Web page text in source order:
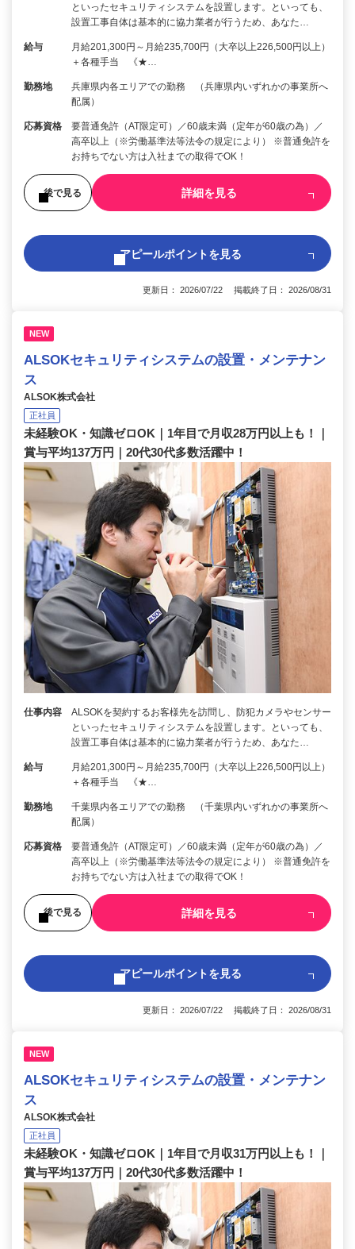
といったセキュリティシステムを設置します。といっても、
設置工事自体は基本的に協力業者が行うため、あなた…
給与
月給201,300円～月給235,700円（大卒以上226,500円以上）
＋各種手当 《★…
勤務地
兵庫県内各エリアでの勤務 （兵庫県内いずれかの事業所へ
配属）
応募資格
要普通免許（AT限定可）／60歳未満（定年が60歳の為）／
高卒以上（※労働基準法等法令の規定により） ※普通免許を
お持ちでない方は入社までの取得でOK！
後で見る 詳細を見る
アピールポイントを見る
更新日： 2026/07/22 掲載終了日： 2026/08/31
NEW
ALSOKセキュリティシステムの設置・メンテナン
ス
ALSOK株式会社
正社員
未経験OK・知識ゼロOK｜1年目で月収28万円以上も！｜
賞与平均137万円｜20代30代多数活躍中！
仕事内容
ALSOKを契約するお客様先を訪問し、防犯カメラやセンサー
といったセキュリティシステムを設置します。といっても、
設置工事自体は基本的に協力業者が行うため、あなた…
給与
月給201,300円～月給235,700円（大卒以上226,500円以上）
＋各種手当 《★…
勤務地
千葉県内各エリアでの勤務 （千葉県内いずれかの事業所へ
配属）
応募資格
要普通免許（AT限定可）／60歳未満（定年が60歳の為）／
高卒以上（※労働基準法等法令の規定により） ※普通免許を
お持ちでない方は入社までの取得でOK！
後で見る 詳細を見る
アピールポイントを見る
更新日： 2026/07/22 掲載終了日： 2026/08/31
NEW
ALSOKセキュリティシステムの設置・メンテナン
ス
ALSOK株式会社
正社員
未経験OK・知識ゼロOK｜1年目で月収31万円以上も！｜
賞与平均137万円｜20代30代多数活躍中！